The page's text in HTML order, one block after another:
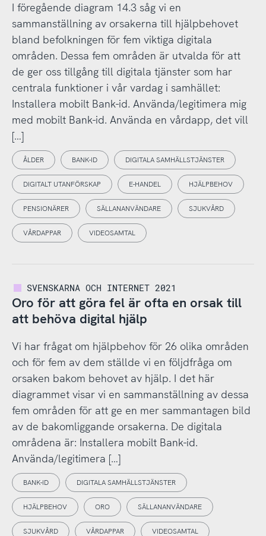
I föregående diagram 14.3 såg vi en
sammanställning av orsakerna till hjälpbehovet
bland befolkningen för fem viktiga digitala
områden. Dessa fem områden är utvalda för att
de ger oss tillgång till digitala tjänster som har
centrala funktioner i vår vardag i samhället:
Installera mobilt Bank-id. Använda/legitimera mig
med mobilt Bank-id. Använda en vårdapp, det vill
[…]
ÅLDER BANK-ID DIGITALA SAMHÄLLSTJÄNSTER
DIGITALT UTANFÖRSKAP E-HANDEL HJÄLPBEHOV
PENSIONÄRER SÄLLANANVÄNDARE SJUKVÅRD
VÅRDAPPAR VIDEOSAMTAL
SVENSKARNA OCH INTERNET 2021
Oro för att göra fel är ofta en orsak till
att behöva digital hjälp
Vi har frågat om hjälpbehov för 26 olika områden
och för fem av dem ställde vi en följdfråga om
orsaken bakom behovet av hjälp. I det här
diagrammet visar vi en sammanställning av dessa
fem områden för att ge en mer sammantagen bild
av de bakomliggande orsakerna. De digitala
områdena är: Installera mobilt Bank-id.
Använda/legitimera […]
BANK-ID DIGITALA SAMHÄLLSTJÄNSTER
HJÄLPBEHOV ORO SÄLLANANVÄNDARE
SJUKVÅRD VÅRDAPPAR VIDEOSAMTAL